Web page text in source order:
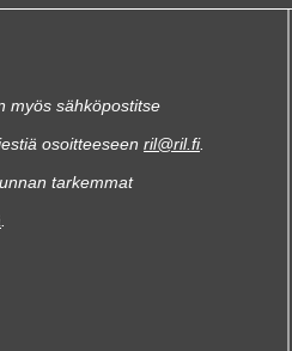
myös sähköpostitse
osoitteeseen ril@ril.fi.
tarkemmat